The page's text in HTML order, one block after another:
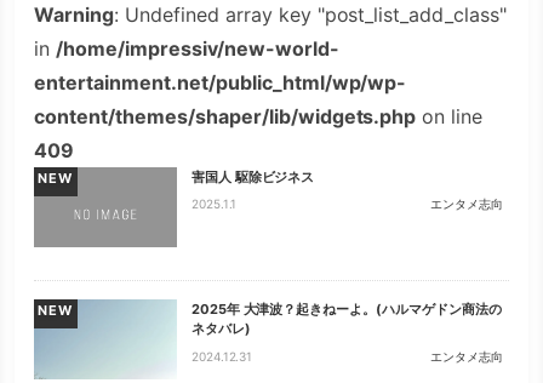
Warning: Undefined array key "post_list_add_class"
in /home/impressiv/new-world-
entertainment.net/public_html/wp/wp-
content/themes/shaper/lib/widgets.php on line
409
NEW 害国人 駆除ビジネス
2025.1.1 エンタメ志向
NEW
2025年 大津波？起きねーよ。(ハルマゲドン商法の
ネタバレ)
2024.12.31 エンタメ志向